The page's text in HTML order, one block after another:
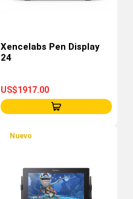
Xencelabs Pen Display
24
US$1917.00
Nuevo